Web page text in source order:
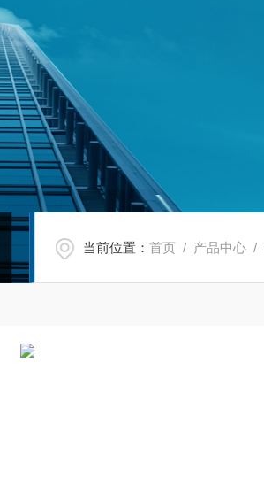
当前位置：首页 / 产品中心 /